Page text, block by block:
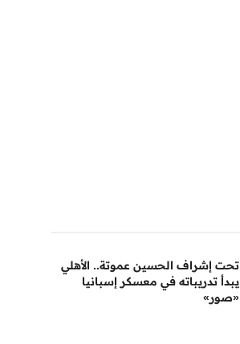
تحت إشراف الحسين عموتة.. الأهلي
يبدأ تدريباته في معسكر إسبانيا
«صور»